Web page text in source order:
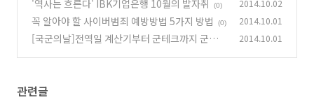
(0)
'역사는 흐른다' IBK기업은행 10월의 발자취 (0) 2014.10.02
꼭 알아야 할 사이버범죄 예방방법 5가지 방법 (0) 2014.10.01
[국군의날]전역일 계산기부터 군테크까지 군인
2014.10.01
관련글